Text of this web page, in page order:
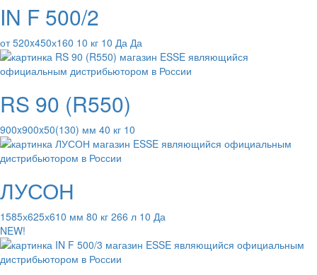
IN F 500/2
от 520x450х160 10 кг 10 Да Да
RS 90 (R550)
900x900x50(130) мм 40 кг 10
ЛУСОН
1585х625х610 мм 80 кг 266 л 10 Да
NEW!